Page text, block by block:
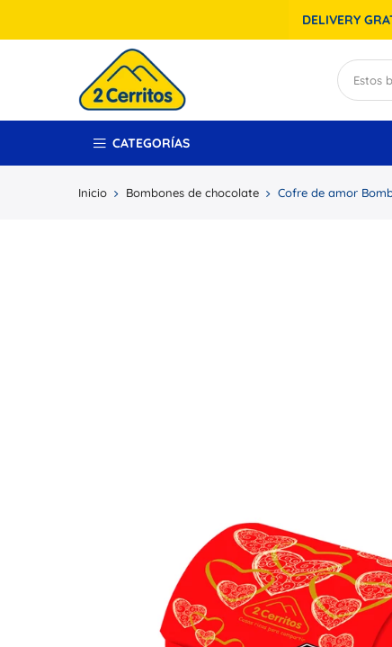
DELIVERY
CATEGORÍAS
Inicio Bombones de chocolate Cofre de amor